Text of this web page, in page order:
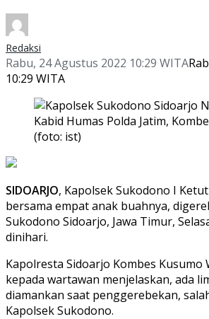
Redaksi
Rabu, 24 Agustus 2022 10:29 WITA
10:29 WITA
Kabid Humas Polda Jatim,
(foto: ist)
SIDOARJO, Kapolsek Sukodono I
bersama empat anak buahnya,
Sukodono Sidoarjo, Jawa Timur,
dinihari.
Kapolresta Sidoarjo Kombes Kusumo
kepada wartawan menjelaskan, ada
diamankan saat penggerebekan,
Kapolsek Sukodono.